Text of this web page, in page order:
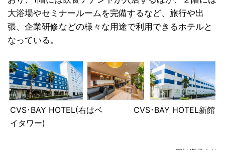
大浴場やセミナールームを完備するなど、旅行や出
張、企業研修などの様々な用途で利用できるホテルと
なっている。
CVS･BAY HOTEL(右はベ
イタワー)
CVS･BAY HOTEL新館